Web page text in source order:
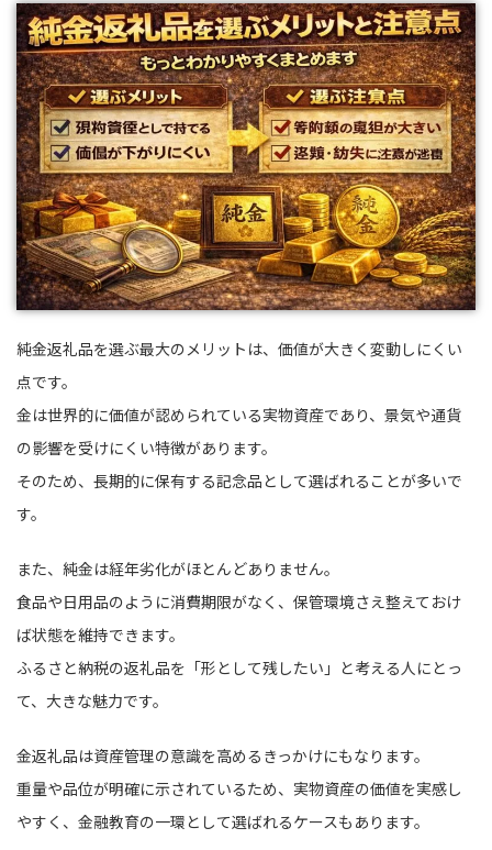
純金返礼品を選ぶ最大のメリットは、価値が大きく変動しにくい
点です。
金は世界的に価値が認められている実物資産であり、景気や通貨
の影響を受けにくい特徴があります。
そのため、長期的に保有する記念品として選ばれることが多いで
す。
また、純金は経年劣化がほとんどありません。
食品や日用品のように消費期限がなく、保管環境さえ整えておけ
ば状態を維持できます。
ふるさと納税の返礼品を「形として残したい」と考える人にとっ
て、大きな魅力です。
金返礼品は資産管理の意識を高めるきっかけにもなります。
重量や品位が明確に示されているため、実物資産の価値を実感し
やすく、金融教育の一環として選ばれるケースもあります。